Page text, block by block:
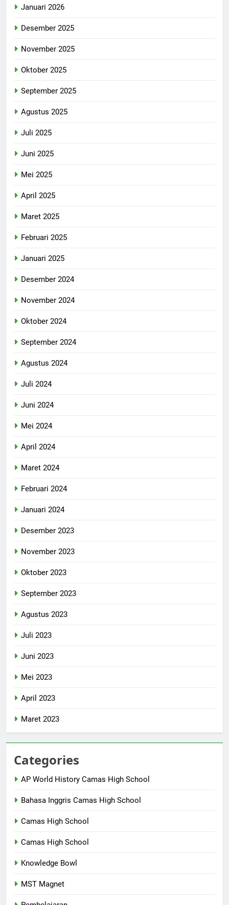
Januari 2026
Desember 2025
November 2025
Oktober 2025
September 2025
Agustus 2025
Juli 2025
Juni 2025
Mei 2025
April 2025
Maret 2025
Februari 2025
Januari 2025
Desember 2024
November 2024
Oktober 2024
September 2024
Agustus 2024
Juli 2024
Juni 2024
Mei 2024
April 2024
Maret 2024
Februari 2024
Januari 2024
Desember 2023
November 2023
Oktober 2023
September 2023
Agustus 2023
Juli 2023
Juni 2023
Mei 2023
April 2023
Maret 2023
Categories
AP World History Camas High School
Bahasa Inggris Camas High School
Camas High School
Camas High School
Knowledge Bowl
MST Magnet